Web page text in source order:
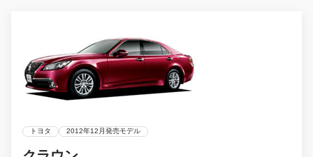
トヨタ 2012年12月発売モデル